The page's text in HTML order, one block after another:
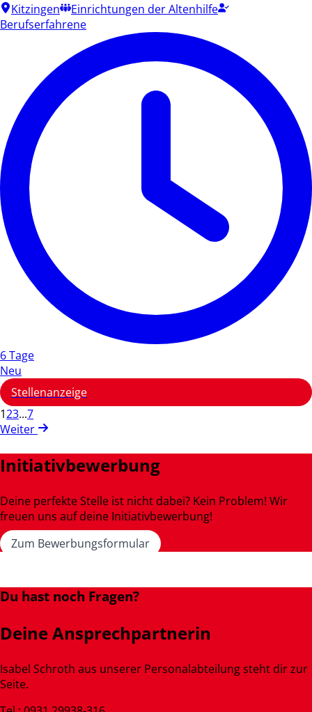
Kitzingen
Einrichtungen der Altenhilfe
Berufserfahrene
6 Tage
Neu
Stellenanzeige
123...7
Weiter
Initiativbewerbung
Deine perfekte Stelle ist nicht dabei? Kein Problem! Wir
freuen uns auf deine Initiativbewerbung!
Zum Bewerbungsformular
Du hast noch Fragen?
Deine Ansprechpartnerin
Isabel Schroth aus unserer Personalabteilung steht dir zur
Seite.